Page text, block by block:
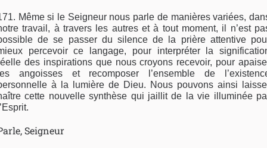
Même si le Seigneur nous parle de manières variées,
travail, à travers les autres et à tout moment, il n’est
de se passer du silence de la prière attentive
percevoir ce langage, pour interpréter la
des inspirations que nous croyons recevoir, pour
angoisses et recomposer l’ensemble de
à la lumière de Dieu. Nous pouvons ainsi
cette nouvelle synthèse qui jaillit de la vie illuminée
Seigneur